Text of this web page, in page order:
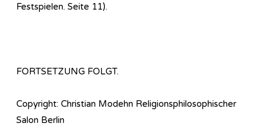
Festspielen. Seite 11).
FORTSETZUNG FOLGT.
Copyright: Christian Modehn Religionsphilosophischer
Salon Berlin